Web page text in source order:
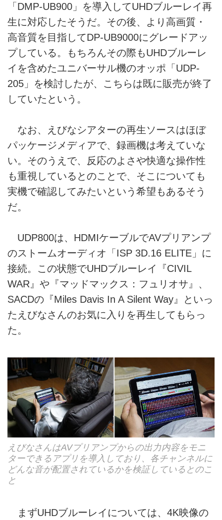
「DMP-UB900」を導入してUHDブルーレイ再
生に対応したそうだ。その後、より高画質・
高音質を目指してDP-UB9000にグレードアッ
プしている。もちろんその際もUHDブルーレ
イを含めたユニバーサル機のオッポ「UDP-
205」を検討したが、こちらは既に販売が終了
していたという。
なお、えびなシアターの再生ソースはほぼ
パッケージメディアで、録画機は考えていな
い。そのうえで、反応のよさや快適な操作性
も重視しているとのことで、そこについても
実機で確認してみたいという希望もあるそう
だ。
UDP800は、HDMIケーブルでAVプリアンプ
のストームオーディオ「ISP 3D.16 ELITE」に
接続。この状態でUHDブルーレイ『CIVIL
WAR』や『マッドマックス：フュリオサ』、
SACDの『Miles Davis In A Silent Way』といっ
たえびなさんのお気に入りを再生してもらっ
た。
えびなさんはAVプリアンプからの出力内容をモニ
ターできるアプリを導入しており、各チャンネルに
どんな音が配置されているかを検証しているとのこ
と
まずUHDブルーレイについては、4K映像の